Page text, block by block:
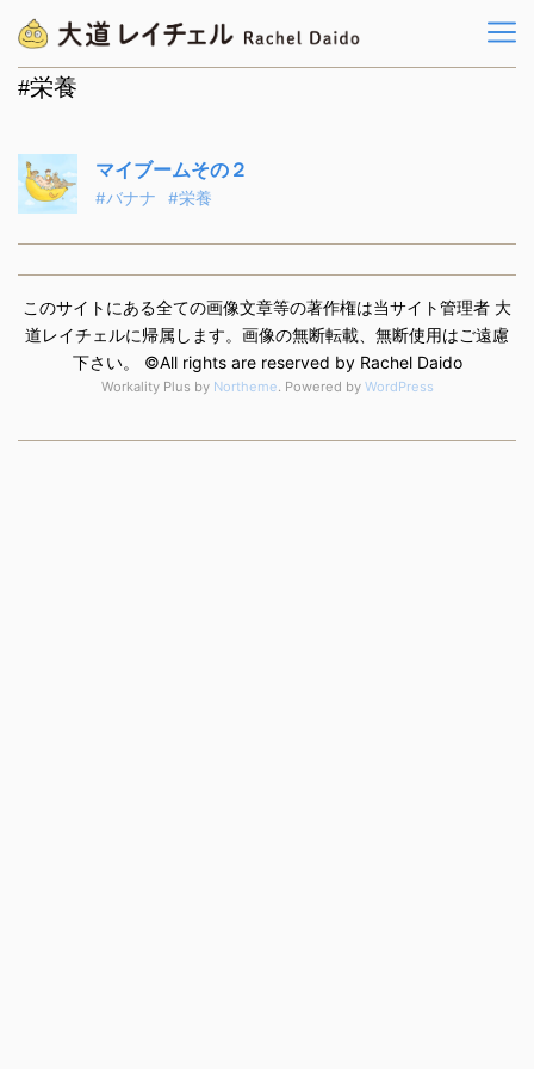
#栄養
マイブームその２
#バナナ #栄養
このサイトにある全ての画像文章等の著作権は当サイト管理者 大
道レイチェルに帰属します。画像の無断転載、無断使用はご遠慮
下さい。 ©️All rights are reserved by Rachel Daido
Workality Plus by Northeme. Powered by WordPress